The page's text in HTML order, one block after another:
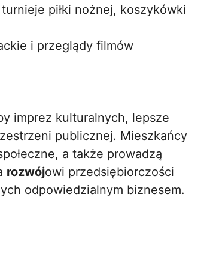
piłki nożnej, koszykówki
i przeglądy filmów
imprez kulturalnych, lepsze
publicznej. Mieszkańcy
a także prowadzą
rozwójowi przedsiębiorczości
odpowiedzialnym biznesem.